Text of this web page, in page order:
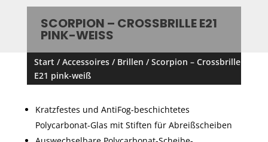
SCORPION – CROSSBRILLE E21
PINK-WEISS
Start /Accessoires/ Brillen / Scorpion – Crossbrille
E21 pink-weiß
Kratzfestes und AntiFog-beschichtetes
Polycarbonat-Glas mit Stiften für Abreißscheiben